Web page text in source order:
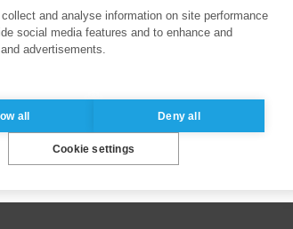
and analyse information on site performance
social media features and to enhance and
advertisements.
all Deny all
Cookie settings